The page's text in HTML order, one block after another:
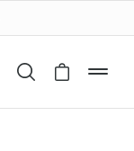
Recherche
Cart is